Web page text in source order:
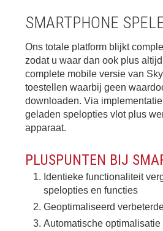
SMARTPHONE
Ons totale platform blijkt
zodat u waar dan ook plus
complete mobile versie van
toestellen waarbij geen
downloaden. Via
geladen spelopties vlot plus
apparaat.
PLUSPUNTEN BIJ
Identieke functionaliteit
spelopties en functies
Geoptimaliseerd
Automatische